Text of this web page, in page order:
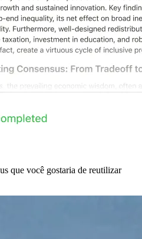
que você gostaria de reutilizar